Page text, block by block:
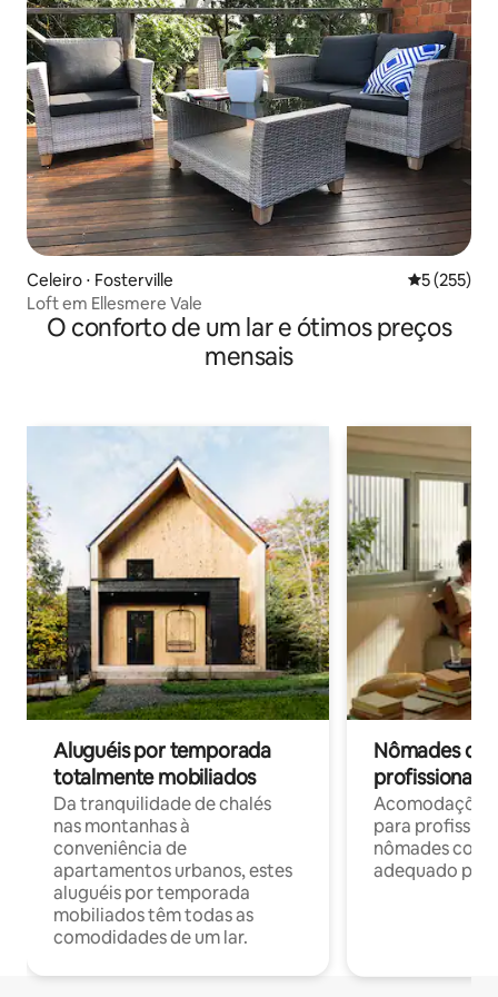
Celeiro ⋅ Fosterville 5 de uma
5 (255)
Loft em Ellesmere Vale
O conforto de um lar e ótimos preços
mensais
Aluguéis por temporada
totalmente mobiliados
Da tranquilidade de chalés
nas montanhas à
conveniência de
apartamentos urbanos, estes
aluguéis por temporada
mobiliados têm todas as
comodidades de um lar.
Nômades
profissionais
para
nômades com
adequado